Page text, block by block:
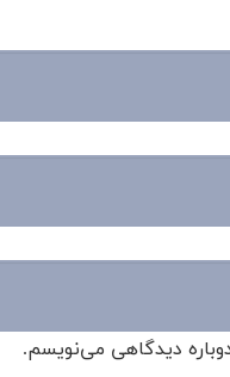
دیدگاهی می‌نویسم.